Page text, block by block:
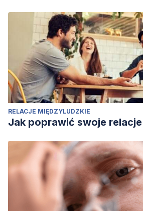
RELACJE MIĘDZYLUDZKIE
Jak poprawić swoje